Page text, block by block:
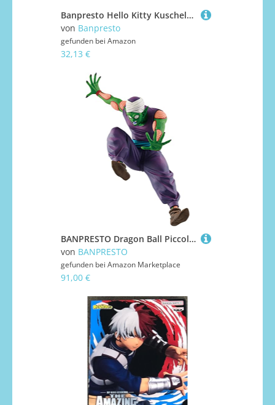
Banpresto Hello Kitty Kuschelfigur 11 cm
von Banpresto
gefunden bei Amazon
32,13 €
BANPRESTO Dragon Ball Piccolo Figur
von BANPRESTO
gefunden bei Amazon Marketplace
91,00 €